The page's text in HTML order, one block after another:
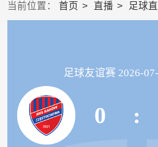
当前位置： 首页 直播 足球
足球友谊赛 2026-
0 :